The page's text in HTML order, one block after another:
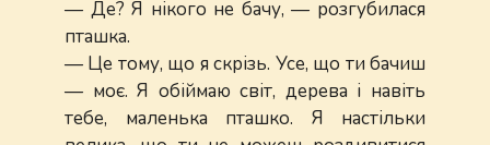
— Де? Я нікого не бачу, — розгубилася
пташка.
— Це тому, що я скрізь. Усе, що ти бачиш
— моє. Я обіймаю світ, дерева і навіть
тебе, маленька пташко. Я настільки